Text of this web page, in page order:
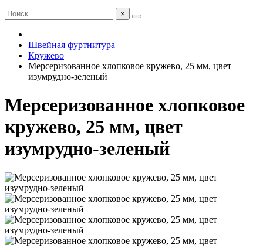
×
Швейная фуртнитура
Кружево
Мерсеризованное хлопковое кружево, 25 мм, цвет
изумрудно-зеленый
Мерсеризованное хлопковое
кружево, 25 мм, цвет
изумрудно-зеленый